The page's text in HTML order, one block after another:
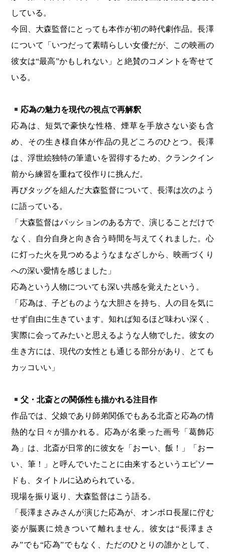
している。
今回、大森監督にとっても本作が初の時代劇作品。長澤
について「いつだって素晴らしい女優だが、この映画の
彼女は“最高”かもしれない」と絶賛のコメントを寄せて
いる。
応為の魅力を現代の視点で再解釈
応為は、短気で豪快な性格、煙草を手放さない姿も含
め、その生き様自体が作品の見どころのひとつ。長澤
は、浮世絵独特の筆遣いを習得するため、クランクイン
前から練習を重ねて役作りに挑んだ。
再びタッグを組んだ大森監督について、長澤は次のよう
に語っている。
「大森監督はパッションのある方で、演じることだけで
なく、自分自身と向き合う時間を与えてくれました。心
に灯った火を見つめるようなまなざしから、映画づくり
への深い愛情を感じました」
応為という人物についても深い共感を覚えたという。
「応為は、子どものような大胆さを持ち、人の目を気に
せず自由に生きています。知れば知るほど味わい深く、
実際に会ってみたいと思えるような人物でした。彼女の
生き方には、現代の女性とも通じる部分があり、とても
カッコいい」
父・北斎との関係性も描かれる注目作
作品では、父娘であり師弟関係でもある北斎と応為の情
熱的な日々が描かれる。応為が名乗った画号「葛飾応
為」は、北斎が日常的に彼女を「おーい、飯！」「おー
い、筆！」と呼んでいたことに由来するというエピソー
ドも、タイトルに込められている。
現場を振り返り、大森監督はこう語る。
「長澤まさみさんが演じた応為が、オンボロ長屋に佇む
姿が脳裏に焼きついて離れません。彼女は“長澤まさ
み”でも“応為”でもなく、ただのひとりの誰かとして、